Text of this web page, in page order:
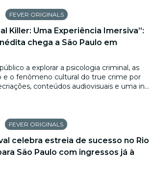
FEVER ORIGINALS
Killer: Uma Experiência Imersiva”:
chega a São Paulo em
a explorar a psicologia criminal, as
e o fenômeno cultural do true crime por
conteúdos audiovisuais e uma in...
FEVER ORIGINALS
celebra estreia de sucesso no Rio
São Paulo com ingressos já à